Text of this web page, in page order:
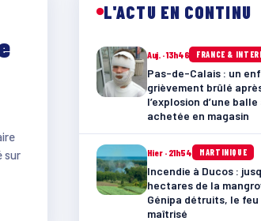
sur
L'ACTU EN CONTINU
Auj. · 13h46 FRANCE &
Pas-de-Calais : un
grièvement brûlé
l’explosion d’une
achetée en magasin
Hier · 21h54 MARTINIQUE
Incendie à Ducos :
hectares de la
Génipa détruits, le feu
maîtrisé